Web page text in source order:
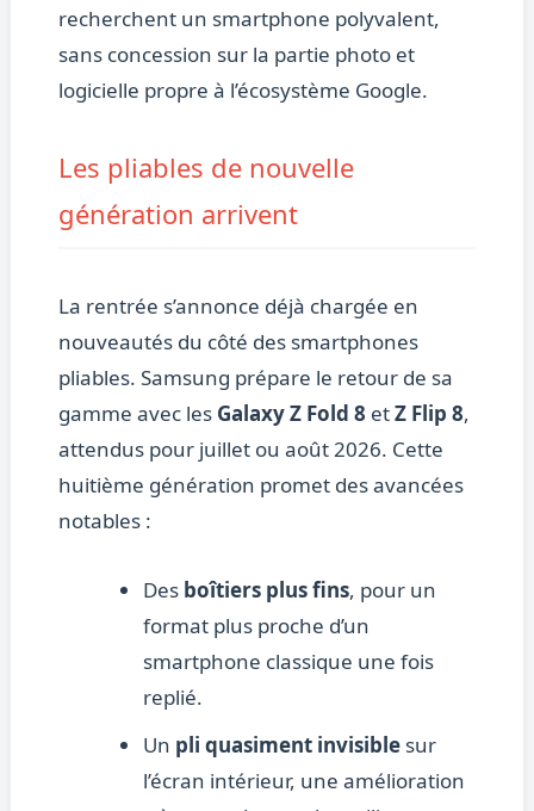
recherchent un smartphone polyvalent,
sans concession sur la partie photo et
logicielle propre à l’écosystème Google.
Les pliables de nouvelle
génération arrivent
La rentrée s’annonce déjà chargée en
nouveautés du côté des smartphones
pliables. Samsung prépare le retour de sa
gamme avec les Galaxy Z Fold 8 etZ Flip 8,
attendus pour juillet ou août 2026. Cette
huitième génération promet des avancées
notables :
Des boîtiers plus fins, pour un
format plus proche d’un
smartphone classique une fois
replié.
Un pli quasiment invisiblesur
l’écran intérieur, une amélioration